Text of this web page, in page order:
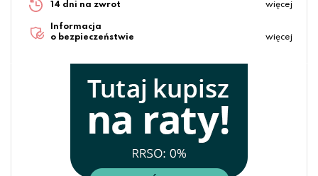
14 dni na zwrot więcej
Informacja
o bezpieczeństwie
więcej